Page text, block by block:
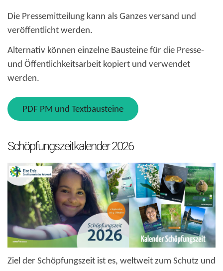
Die Pressemitteilung kann als Ganzes versand und
veröffentlicht werden.
Alternativ können einzelne Bausteine für die Presse-
und Öffentlichkeitsarbeit kopiert und verwendet
werden.
PDF PM und Textbausteine
Schöpfungszeitkalender 2026
Ziel der Schöpfungszeit ist es, weltweit zum Schutz und